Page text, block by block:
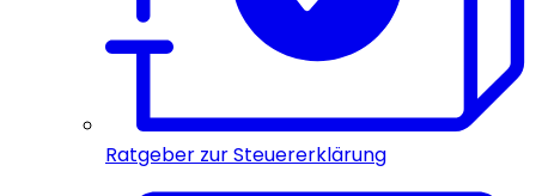
Ratgeber zur Steuererklärung